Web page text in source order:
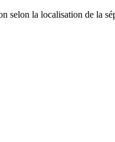
selon la localisation de la